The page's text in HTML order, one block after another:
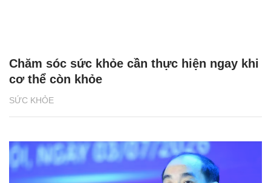
SỨC KHỎE
Chăm sóc sức khỏe cần thực hiện ngay khi
cơ thể còn khỏe